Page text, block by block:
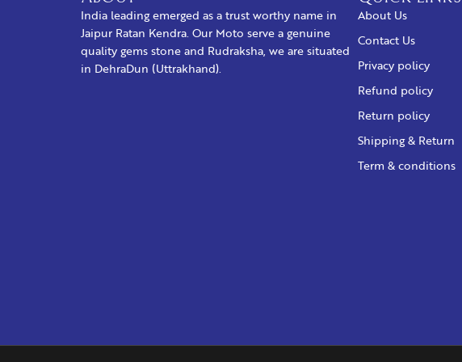
India leading emerged as a trust worthy name in
Jaipur Ratan Kendra. Our Moto serve a genuine
quality gems stone and Rudraksha, we are situated
in DehraDun (Uttrakhand).
About Us
Contact Us
Privacy policy
Refund policy
Return policy
Shipping & Return
Term & conditions